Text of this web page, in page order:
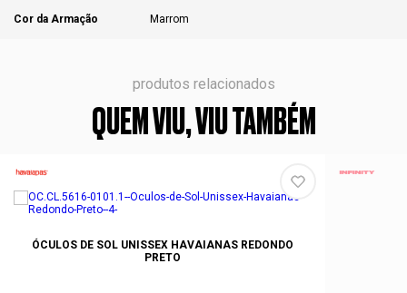
Cor da Armação Marrom
produtos relacionados
QUEM VIU, VIU TAMBÉM
ÓCULOS DE SOL UNISSEX HAVAIANAS REDONDO
PRETO